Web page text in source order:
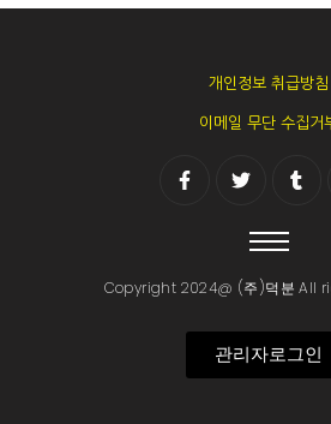
개인정보 취급방침
이메일 무단 수집거
Copyright 2024@ (주)덕분 All
관리자로그인